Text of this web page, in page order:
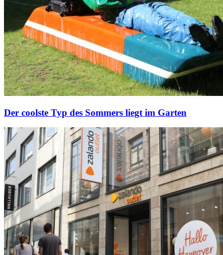
Der coolste Typ des Sommers liegt im Garten